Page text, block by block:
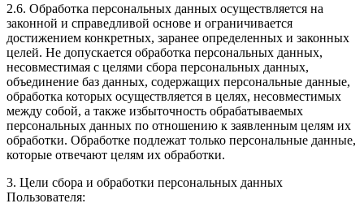
2.6. Обработка персональных данных осуществляется на
законной и справедливой основе и ограничивается
достижением конкретных, заранее определенных и законных
целей. Не допускается обработка персональных данных,
несовместимая с целями сбора персональных данных,
объединение баз данных, содержащих персональные данные,
обработка которых осуществляется в целях, несовместимых
между собой, а также избыточность обрабатываемых
персональных данных по отношению к заявленным целям их
обработки. Обработке подлежат только персональные данные,
которые отвечают целям их обработки.
3. Цели сбора и обработки персональных данных
Пользователя: